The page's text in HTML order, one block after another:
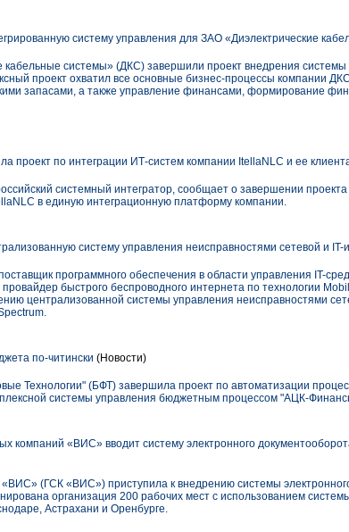
систему управления для ЗАО «Диэлектрические
системы» (ДКС) завершили проект внедрения
проект охватил все основные бизнес-процессы компании
запасами, а также управление финансами, формирование
проект по интеграции ИТ-систем компании ItellaNLC и ее
системный интегратор, сообщает о завершении
в единую интеграционную платформу компании.
систему управления неисправностями сетевой и IT-
программного обеспечения в области управления IT-
быстрого беспроводного интернета по технологии
централизованной системы управления неисправностями
по-читински (Новости)
Технологии" (БФТ) завершила проект по автоматизации
системы управления бюджетным процессом "АЦК-
компаний «ВИС» вводит систему электронного
(ГСК «ВИС») приступила к внедрению системы
организация 200 рабочих мест с использованием
Астрахани и Оренбурге.